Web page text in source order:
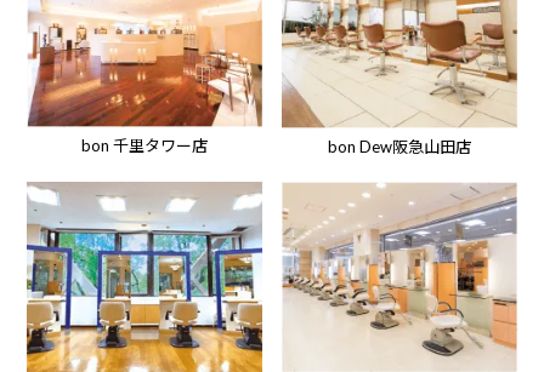
bon 千里タワー店 bon Dew阪急山田店